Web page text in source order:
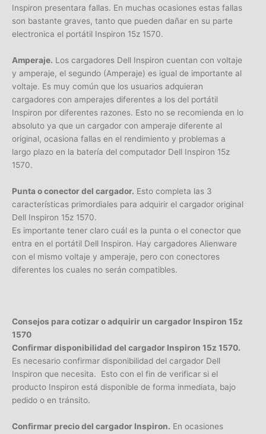
Inspiron presentara fallas. En muchas ocasiones estas fallas
son bastante graves, tanto que pueden dañar en su parte
electronica el portátil Inspiron 15z 1570.
Amperaje. Los cargadores Dell Inspiron cuentan con voltaje
y amperaje, el segundo (Amperaje) es igual de importante al
voltaje. Es muy común que los usuarios adquieran
cargadores con amperajes diferentes a los del portátil
Inspiron por diferentes razones. Esto no se recomienda en lo
absoluto ya que un cargador con amperaje diferente al
original, ocasiona fallas en el rendimiento y problemas a
largo plazo en la batería del computador Dell Inspiron 15z
1570.
Punta o conector del cargador. Esto completa las 3
características primordiales para adquirir el cargador original
Dell Inspiron 15z 1570.
Es importante tener claro cuál es la punta o el conector que
entra en el portátil Dell Inspiron. Hay cargadores Alienware
con el mismo voltaje y amperaje, pero con conectores
diferentes los cuales no serán compatibles.
Consejos para cotizar o adquirir un cargador Inspiron 15z
1570
Confirmar disponibilidad del cargador Inspiron 15z 1570.
Es necesario confirmar disponibilidad del cargador Dell
Inspiron que necesita. Esto con el fin de verificar si el
producto Inspiron está disponible de forma inmediata, bajo
pedido o en tránsito.
Confirmar precio del cargador Inspiron. En ocasiones
¿Necesitas un experto?
Comunícate con nosotros
3009124335
Bogota – Colombia